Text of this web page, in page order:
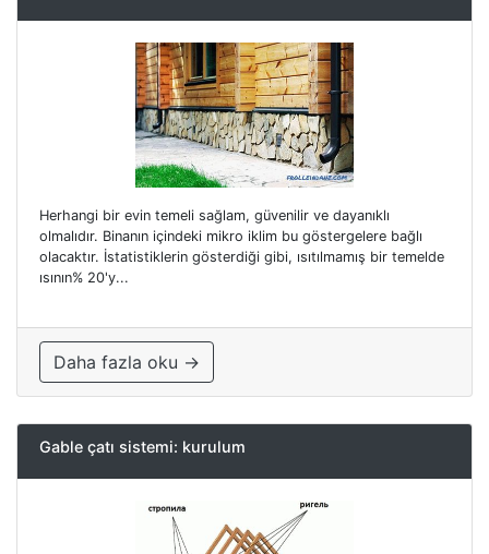
Herhangi bir evin temeli sağlam, güvenilir ve dayanıklı
olmalıdır. Binanın içindeki mikro iklim bu göstergelere bağlı
olacaktır. İstatistiklerin gösterdiği gibi, ısıtılmamış bir temelde
ısının% 20'y...
Daha fazla oku →
Gable çatı sistemi: kurulum